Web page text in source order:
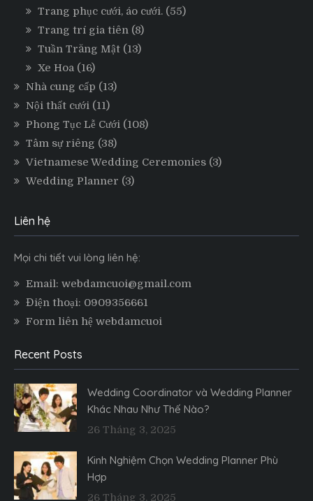
Trang phục cưới, áo cưới. (55)
Trang trí gia tiên (8)
Tuần Trăng Mật (13)
Xe Hoa (16)
Nhà cung cấp (13)
Nội thất cưới (11)
Phong Tục Lễ Cưới (108)
Tâm sự riêng (38)
Vietnamese Wedding Ceremonies (3)
Wedding Planner (3)
Liên hệ
Mọi chi tiết vui lòng liên hệ:
Email: webdamcuoi@gmail.com
Điện thoại: 0909356661
Form liên hệ webdamcuoi
Recent Posts
Wedding Coordinator và Wedding Planner
Khác Nhau Như Thế Nào?
26 Tháng 3, 2025
Kinh Nghiệm Chọn Wedding Planner Phù
Hợp
26 Tháng 3, 2025